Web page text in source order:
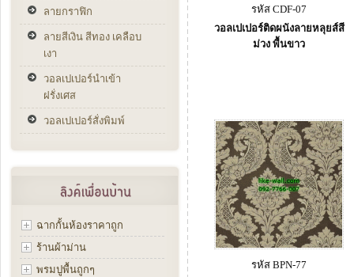
ลายกราฟิก
ลายสีเงิน สีทอง เคลือบ
เงา
วอลเปเปอร์นำเข้า
ฝรั่งเศส
วอลเปเปอร์สั่งพิมพ์
ฉากกั้นห้องราคาถูก
ร้านผ้าม่าน
พรมปูพื้นถูกๆ
รหัส CDF-07
วอลเปเปอร์ติดผนังลายหลุยส์สี
ม่วง พื้นขาว
รหัส BPN-77